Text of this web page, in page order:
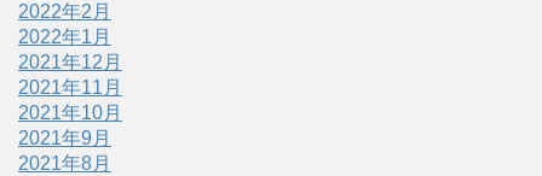
2022年2月
2022年1月
2021年12月
2021年11月
2021年10月
2021年9月
2021年8月